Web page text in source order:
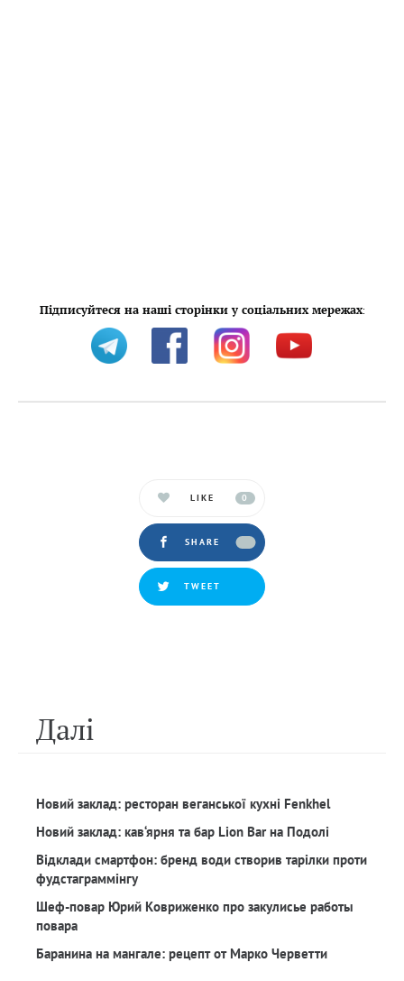
Підписуйтеся на наші сторінки у соціальних мережах:
LIKE 0
SHARE
TWEET
Далi
Новий заклад: ресторан веганської кухні Fenkhel
Новий заклад: кав‘ярня та бар Lion Bar на Подолі
Відклади смартфон: бренд води створив тарілки проти
фудстаграммінгу
Шеф-повар Юрий Ковриженко про закулисье работы
повара
Баранина на мангале: рецепт от Марко Черветти